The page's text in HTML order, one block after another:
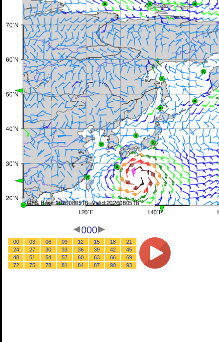
000
00 03 06 09 12 15 18
21
24
27 30 33 36 39 42
45
48
51 54 57 60 63 66
69
72
75 78 81 84 87 90 93